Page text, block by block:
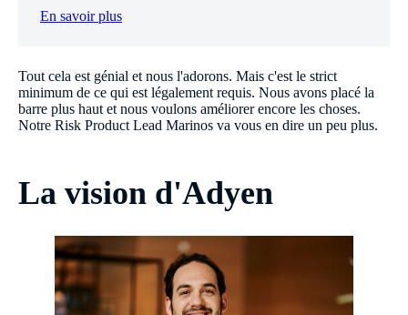
En savoir plus
Tout cela est génial et nous l'adorons. Mais c'est le strict
minimum de ce qui est légalement requis. Nous avons placé la
barre plus haut et nous voulons améliorer encore les choses.
Notre Risk Product Lead Marinos va vous en dire un peu plus.
La vision d'Adyen